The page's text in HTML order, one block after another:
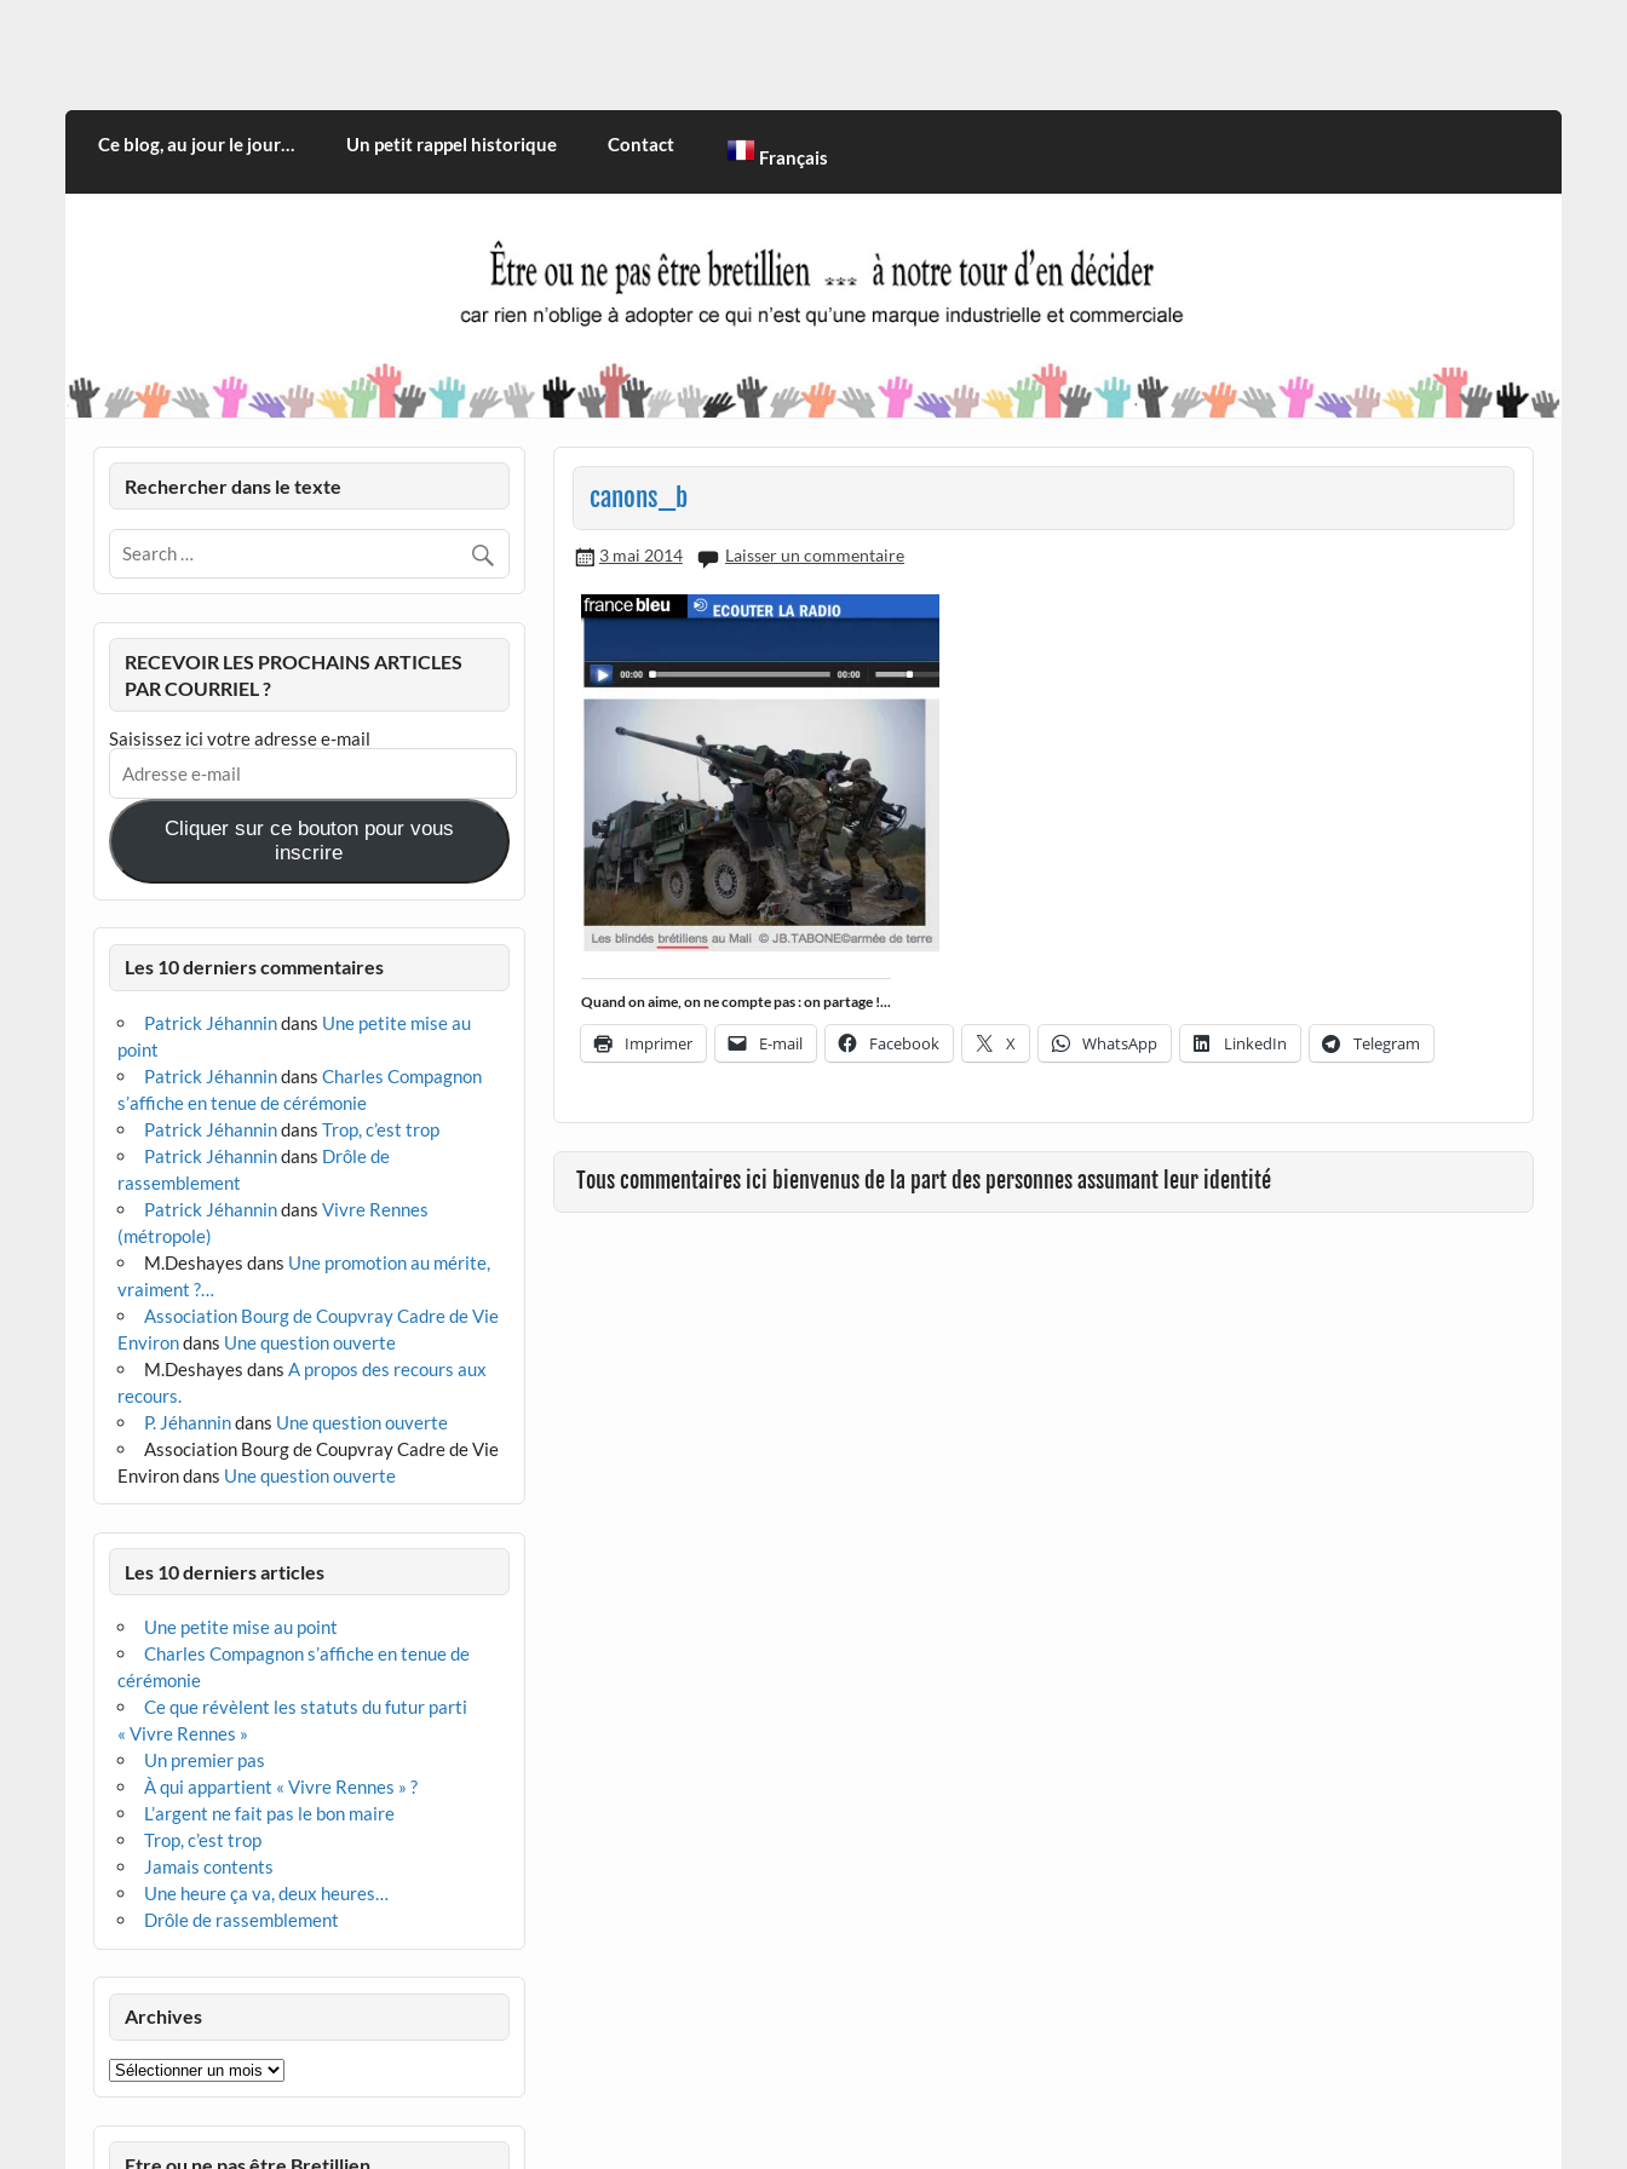
CITOYEN D'ILLE-ET-VILAINE
Ce blog, au jour le jour… Un petit rappel historique Contact
Français
canons_b
3 mai 2014 Laisser un commentaire
Quand on aime, on ne compte pas : on partage !...
Imprimer E-mail Facebook X WhatsApp LinkedIn Telegram
Tous commentaires ici bienvenus de la part des personnes assumant leur identité
Rechercher dans le texte
RECEVOIR LES PROCHAINS ARTICLES
PAR COURRIEL ?
Saisissez ici votre adresse e-mail
Adresse
e-
mail
Cliquer sur ce bouton pour vous
inscrire
Les 10 derniers commentaires
Patrick Jéhannindans Une petite mise au
point
Patrick Jéhannindans Charles Compagnon
s’affiche en tenue de cérémonie
Patrick Jéhannindans Trop, c’est trop
Patrick Jéhannindans Drôle de
rassemblement
Patrick Jéhannindans Vivre Rennes
(métropole)
M.Deshayes dans Une promotion au mérite,
vraiment ?…
Association Bourg de Coupvray Cadre de Vie
Environdans Une question ouverte
M.Deshayes dans A propos des recours aux
recours.
P. Jéhannindans Une question ouverte
Association Bourg de Coupvray Cadre de Vie
Environdans Une question ouverte
Les 10 derniers articles
Une petite mise au point
Charles Compagnon s’affiche en tenue de
cérémonie
Ce que révèlent les statuts du futur parti
« Vivre Rennes »
Un premier pas
À qui appartient « Vivre Rennes » ?
L’argent ne fait pas le bon maire
Trop, c’est trop
Jamais contents
Une heure ça va, deux heures…
Drôle de rassemblement
Archives
Archives
Etre ou ne pas être Bretillien